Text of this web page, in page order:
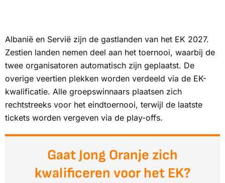
Albanië en Servië zijn de gastlanden van het EK 2027.
Zestien landen nemen deel aan het toernooi, waarbij de
twee organisatoren automatisch zijn geplaatst. De
overige veertien plekken worden verdeeld via de EK-
kwalificatie. Alle groepswinnaars plaatsen zich
rechtstreeks voor het eindtoernooi, terwijl de laatste
tickets worden vergeven via de play-offs.
Gaat Jong Oranje zich
kwalificeren voor het EK?